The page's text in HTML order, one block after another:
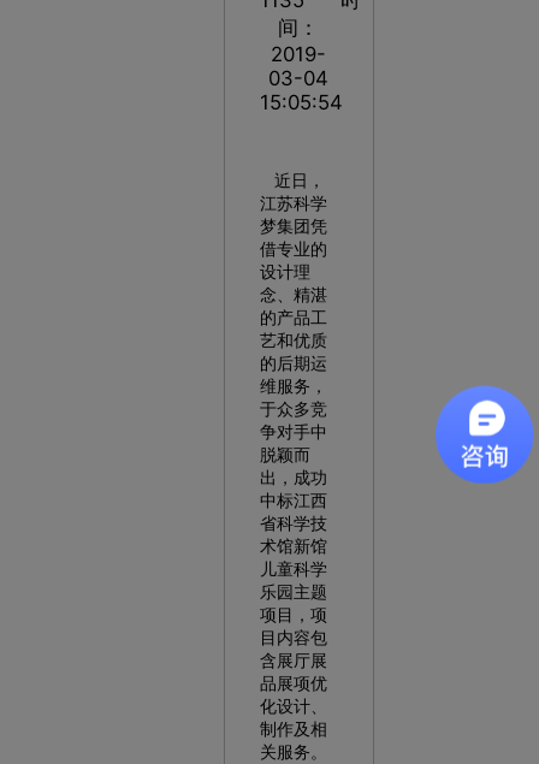
间：
2019-
03-04
15:05:54
近日，
江苏科学
梦集团凭
借专业的
设计理
念、精湛
的产品工
艺和优质
的后期运
维服务，
于众多竞
争对手中
脱颖而
出，成功
中标江西
省科学技
术馆新馆
儿童科学
乐园主题
项目，项
目内容包
含展厅展
品展项优
化设计、
制作及相
关服务。